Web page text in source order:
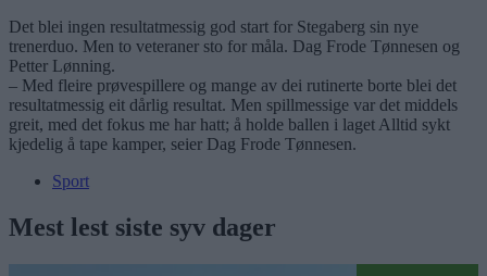
Det blei ingen resultatmessig god start for Stegaberg sin nye
trenerduo. Men to veteraner sto for måla. Dag Frode Tønnesen og
Petter Lønning.
– Med fleire prøvespillere og mange av dei rutinerte borte blei det
resultatmessig eit dårlig resultat. Men spillmessige var det middels
greit, med det fokus me har hatt; å holde ballen i laget Alltid sykt
kjedelig å tape kamper, seier Dag Frode Tønnesen.
Sport
Mest lest siste syv dager